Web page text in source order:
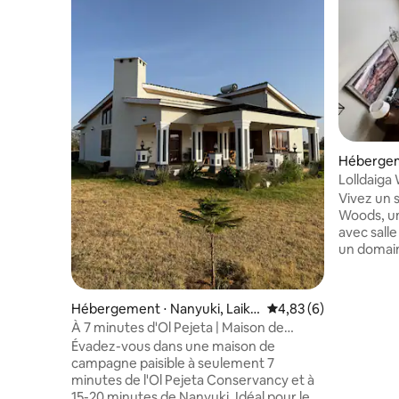
Hébergement ⋅ Nanyuki, Laiki
pia County
Évaluation moyenne
4,83 (6)
À 7 minutes d'Ol Pejeta | Maison de
3 chambres avec salle de bain attenante
Évadez-vous dans une maison de
campagne paisible à seulement 7
minutes de l'Ol Pejeta Conservancy et à
Lolldaiga
Vivez un
Woods,
avec
un